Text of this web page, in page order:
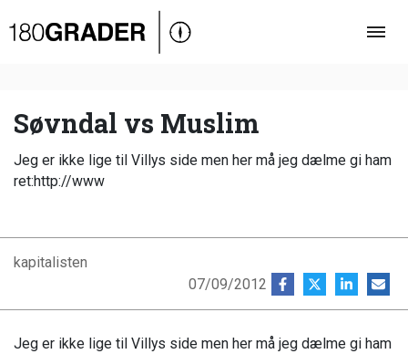
Oversigt
Debat
Video
Søvndal vs Muslim
Jeg er ikke lige til Villys side men her må jeg dælme gi ham
ret:http://www
kapitalisten
07/09/2012
Jeg er ikke lige til Villys side men her må jeg dælme gi ham